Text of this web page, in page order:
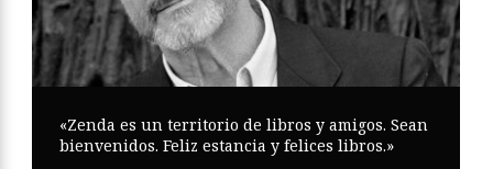
«Zenda es un territorio de libros y amigos. Sean
bienvenidos. Feliz estancia y felices libros.»